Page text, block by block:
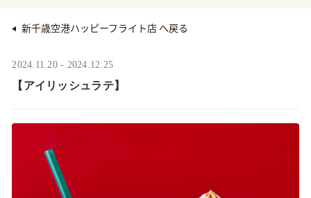
新千歳空港ハッピーフライト店 へ戻る
2024.11.20 - 2024.12.25
【アイリッシュラテ】